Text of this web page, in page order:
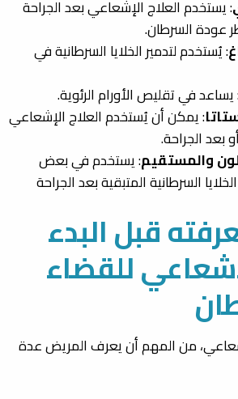
: يستخدم العلاج الإشعاعي بعد الجراحة
عودة السرطان.
: يُستخدم لتدمير الخلايا السرطانية في
: يساعد في تقليص الأورام الرئوية.
: يمكن أن يُستخدم العلاج الإشعاعي
بعد الجراحة.
والمستقيم: يستخدم في بعض
السرطانية المتبقية بعد الجراحة
قبل البدء
للقضاء
من المهم أن يعرف المريض عدة